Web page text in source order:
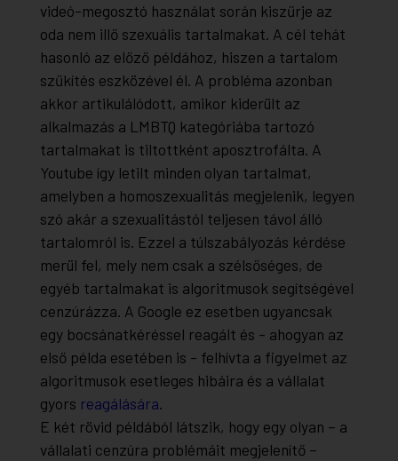
videó-megosztó használat során kiszűrje az
oda nem illő szexuális tartalmakat. A cél tehát
hasonló az előző példához, hiszen a tartalom
szűkítés eszközével él. A probléma azonban
akkor artikulálódott, amikor kiderült az
alkalmazás a LMBTQ kategóriába tartozó
tartalmakat is tiltottként aposztrofálta. A
Youtube így letilt minden olyan tartalmat,
amelyben a homoszexualitás megjelenik, legyen
szó akár a szexualitástól teljesen távol álló
tartalomról is. Ezzel a túlszabályozás kérdése
merül fel, mely nem csak a szélsőséges, de
egyéb tartalmakat is algoritmusok segítségével
cenzúrázza. A Google ez esetben ugyancsak
egy bocsánatkéréssel reagált és - ahogyan az
első példa esetében is - felhívta a figyelmet az
algoritmusok esetleges hibáira és a vállalat
gyors reagálására.
E két rövid példából látszik, hogy egy olyan – a
vállalati cenzúra problémáit megjelenítő –